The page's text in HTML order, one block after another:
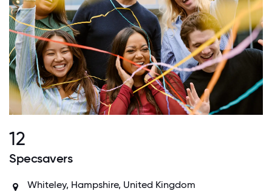
12
Specsavers
Whiteley, Hampshire, United Kingdom